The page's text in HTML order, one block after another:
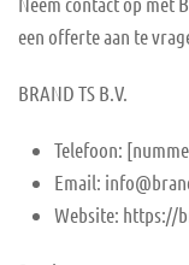
een offerte aan te
BRAND TS B.V.
Telefoon:
Email:
Website: https://